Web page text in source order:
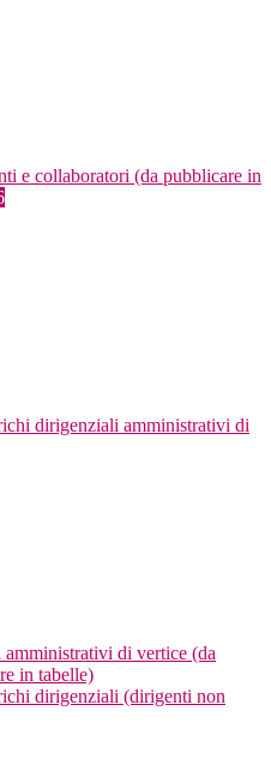
e collaboratori (da pubblicare in
dirigenziali amministrativi di
amministrativi di vertice (da
in tabelle)
dirigenziali (dirigenti non